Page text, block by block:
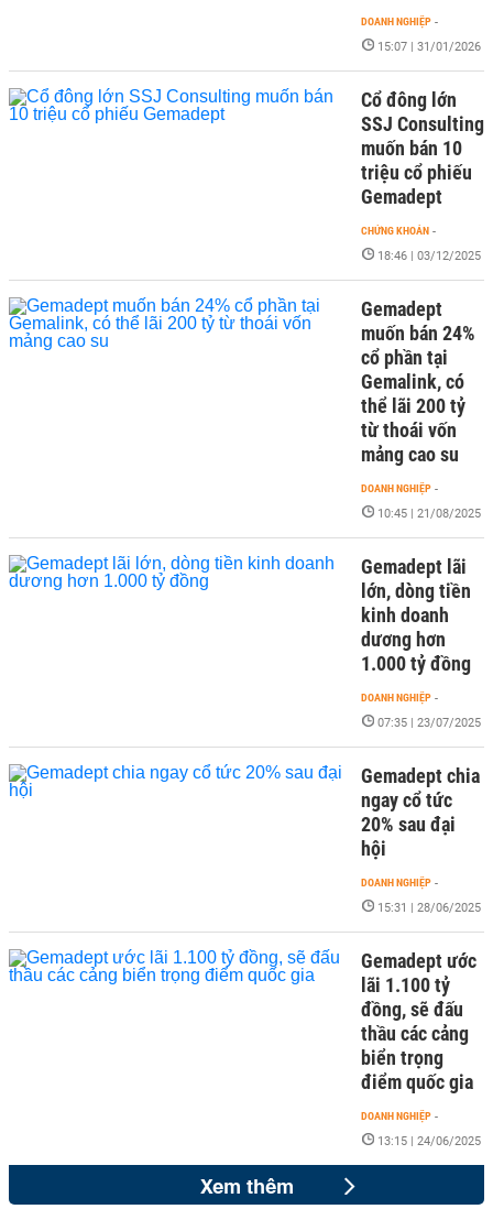
DOANH NGHIỆP -
15:07 | 31/01/2026
Cổ đông lớn
SSJ Consulting
muốn bán 10
triệu cổ phiếu
Gemadept
CHỨNG KHOÁN -
18:46 | 03/12/2025
Gemadept
muốn bán 24%
cổ phần tại
Gemalink, có
thể lãi 200 tỷ
từ thoái vốn
mảng cao su
DOANH NGHIỆP -
10:45 | 21/08/2025
Gemadept lãi
lớn, dòng tiền
kinh doanh
dương hơn
1.000 tỷ đồng
DOANH NGHIỆP -
07:35 | 23/07/2025
Gemadept chia
ngay cổ tức
20% sau đại
hội
DOANH NGHIỆP -
15:31 | 28/06/2025
Gemadept ước
lãi 1.100 tỷ
đồng, sẽ đấu
thầu các cảng
biển trọng
điểm quốc gia
DOANH NGHIỆP -
13:15 | 24/06/2025
Xem thêm